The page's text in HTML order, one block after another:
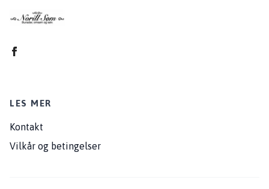
LES MER
Kontakt
Vilkår og betingelser